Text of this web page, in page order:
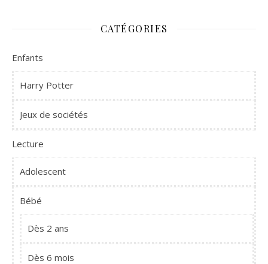
CATÉGORIES
Enfants
Harry Potter
Jeux de sociétés
Lecture
Adolescent
Bébé
Dès 2 ans
Dès 6 mois